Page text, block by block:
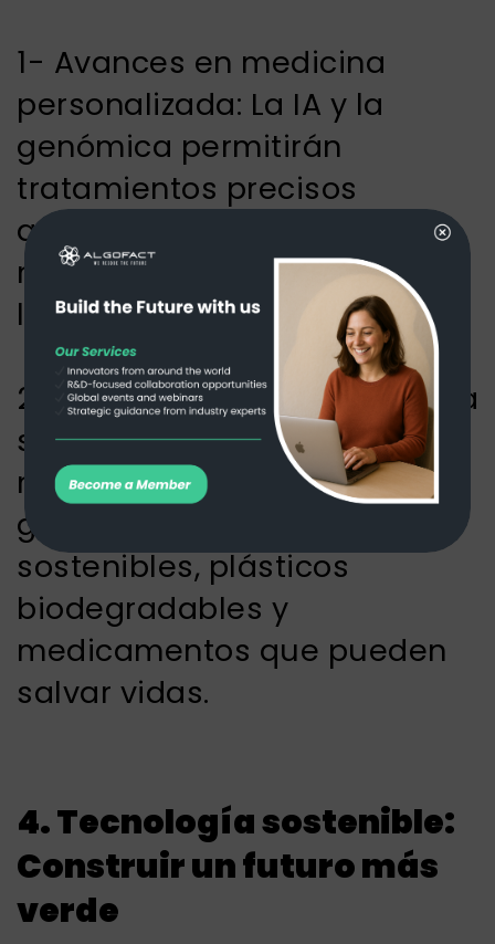
1- Avances en medicina
personalizada: La IA y la
genómica permitirán
tratamientos precisos
adaptados a cada paciente,
mejorando los resultados de
la atención sanitaria.
2- Aplicaciones de la biología
sintética: Los organismos
modificados producirán a
gran escala combustibles
sostenibles, plásticos
biodegradables y
medicamentos que pueden
salvar vidas.
4. Tecnología sostenible:
Construir un futuro más
verde